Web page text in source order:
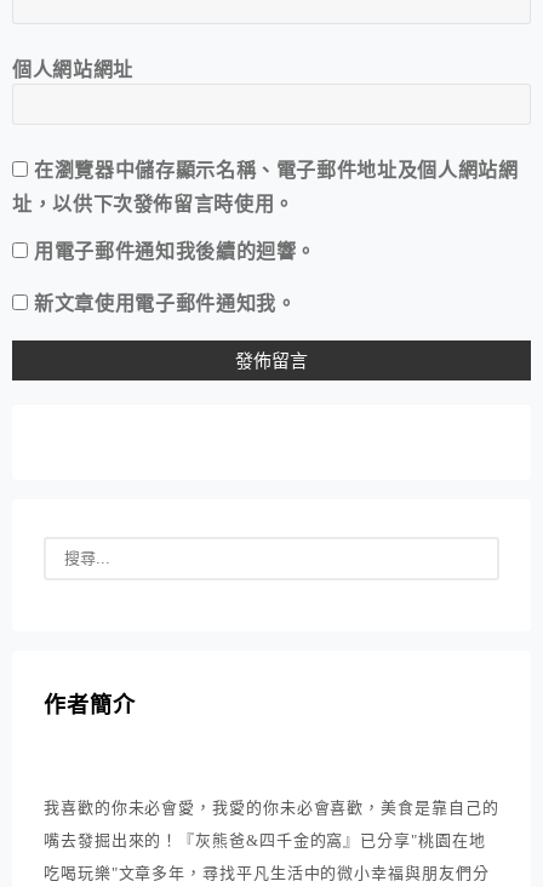
個人網站網址
在瀏覽器中儲存顯示名稱、電子郵件地址及個人網站網
址，以供下次發佈留言時使用。
用電子郵件通知我後續的迴響。
新文章使用電子郵件通知我。
作者簡介
我喜歡的你未必會愛，我愛的你未必會喜歡，美食是靠自己的
嘴去發掘出來的！『灰熊爸&四千金的窩』已分享"桃園在地
吃喝玩樂"文章多年，尋找平凡生活中的微小幸福與朋友們分